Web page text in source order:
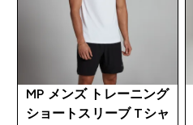
MP メンズ トレーニング
ショートスリーブ Tシャ